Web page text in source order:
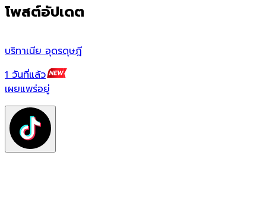
โพสต์อัปเดต
บริทาเนีย อุดรดุษฎี
1 วันที่แล้ว
เผยแพร่อยู่